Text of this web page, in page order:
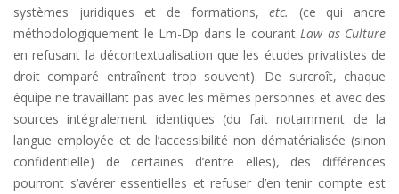
systèmes juridiques et de formations,etc.
(ce qui ancre
méthodologiquement le Lm-Dp dans le courant Law as Culture
en refusant la décontextualisation que les études privatistes de
droit comparé entraînent trop souvent). De surcroît, chaque
équipe ne travaillant pas avec les mêmes personnes et avec des
sources intégralement identiques (du fait notamment de la
langue employée et de l’accessibilité non dématérialisée (sinon
confidentielle) de certaines d’entre elles), des différences
pourront s’avérer essentielles et refuser d’en tenir compte est